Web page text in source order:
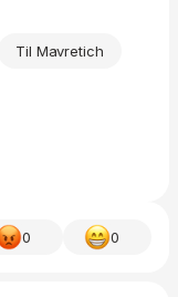
Til Mavretich
0 0